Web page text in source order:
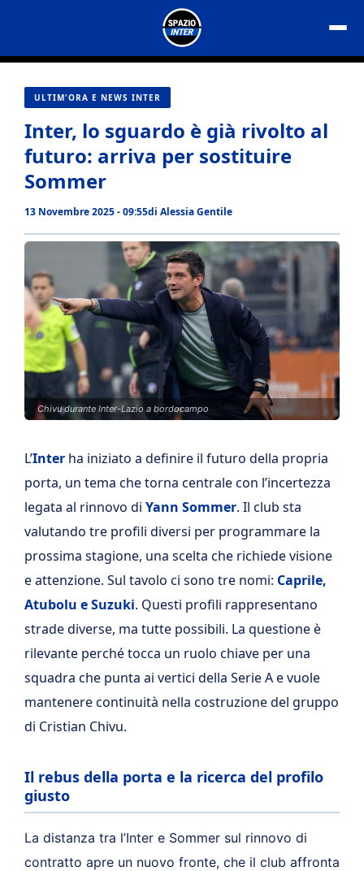
contenuto
ULTIM'ORA E NEWS INTER
Inter, lo sguardo è già rivolto al
futuro: arriva per sostituire
Sommer
13 Novembre 2025 - 09:55di Alessia Gentile
Chivu durante Inter-Lazio a bordocampo
L’Inter ha iniziato a definire il futuro della propria
porta, un tema che torna centrale con l’incertezza
legata al rinnovo di Yann Sommer. Il club sta
valutando tre profili diversi per programmare la
prossima stagione, una scelta che richiede visione
e attenzione. Sul tavolo ci sono tre nomi: Caprile,
Atubolu e Suzuki. Questi profili rappresentano
strade diverse, ma tutte possibili. La questione è
rilevante perché tocca un ruolo chiave per una
squadra che punta ai vertici della Serie A e vuole
mantenere continuità nella costruzione del gruppo
di Cristian Chivu.
Il rebus della porta e la ricerca del profilo
giusto
La distanza tra l’Inter e Sommer sul rinnovo di
contratto apre un nuovo fronte, che il club affronta